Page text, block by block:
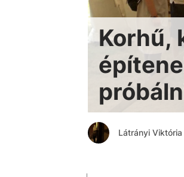
Korhű,
Látrányi Viktória